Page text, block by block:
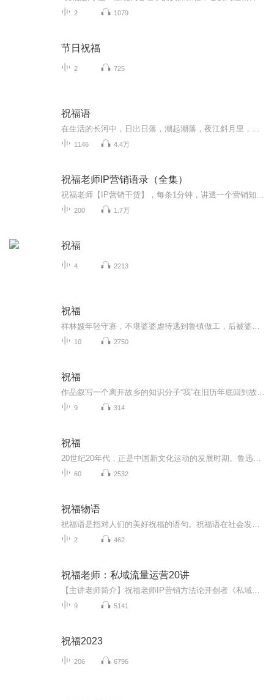
2 1079
节日祝福
2 725
祝福语
1146 4.4万
祝福老师IP营销语录（全集）
200 1.7万
祝福
4 2213
祝福
10 2750
祝福
9 314
祝福
60 2532
祝福物语
2 462
祝福老师：私域流量运营20讲
9 5141
祝福2023
206 6796